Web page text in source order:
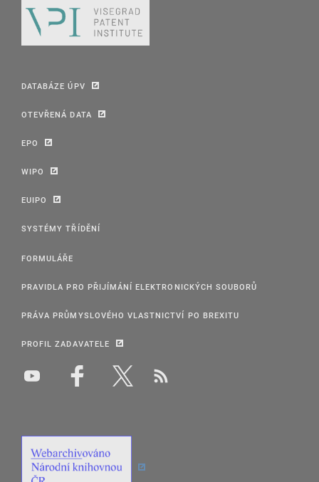
DATABÁZE ÚPV
OTEVŘENÁ DATA
EPO
WIPO
EUIPO
SYSTÉMY TŘÍDĚNÍ
FORMULÁŘE
PRAVIDLA PRO PŘIJÍMÁNÍ ELEKTRONICKÝCH SOUBORŮ
PRÁVA PRŮMYSLOVÉHO VLASTNICTVÍ PO BREXITU
PROFIL ZADAVATELE